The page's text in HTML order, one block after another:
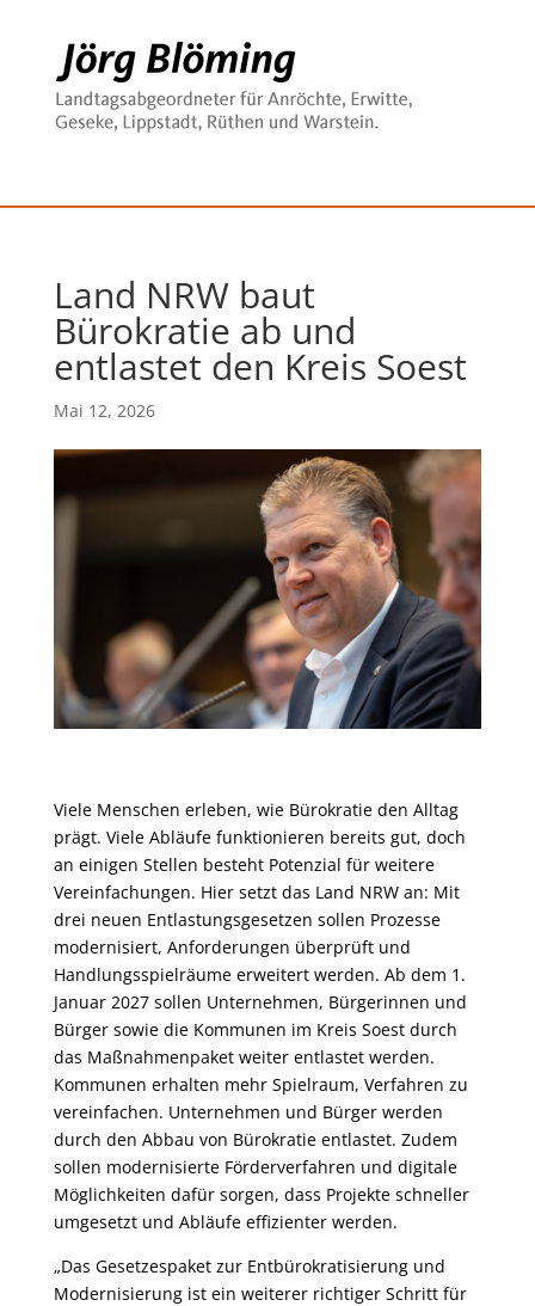
Land NRW baut
Bürokratie ab und
entlastet den Kreis Soest
Mai 12, 2026
Viele Menschen erleben, wie Bürokratie den Alltag
prägt. Viele Abläufe funktionieren bereits gut, doch
an einigen Stellen besteht Potenzial für weitere
Vereinfachungen. Hier setzt das Land NRW an: Mit
drei neuen Entlastungsgesetzen sollen Prozesse
modernisiert, Anforderungen überprüft und
Handlungsspielräume erweitert werden. Ab dem 1.
Januar 2027 sollen Unternehmen, Bürgerinnen und
Bürger sowie die Kommunen im Kreis Soest durch
das Maßnahmenpaket weiter entlastet werden.
Kommunen erhalten mehr Spielraum, Verfahren zu
vereinfachen. Unternehmen und Bürger werden
durch den Abbau von Bürokratie entlastet. Zudem
sollen modernisierte Förderverfahren und digitale
Möglichkeiten dafür sorgen, dass Projekte schneller
umgesetzt und Abläufe effizienter werden.
„Das Gesetzespaket zur Entbürokratisierung und
Modernisierung ist ein weiterer richtiger Schritt für